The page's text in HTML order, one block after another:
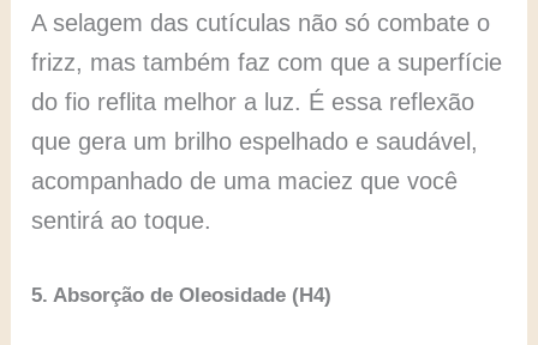
A selagem das cutículas não só combate o
frizz, mas também faz com que a superfície
do fio reflita melhor a luz. É essa reflexão
que gera um brilho espelhado e saudável,
acompanhado de uma maciez que você
sentirá ao toque.
5. Absorção de Oleosidade (H4)